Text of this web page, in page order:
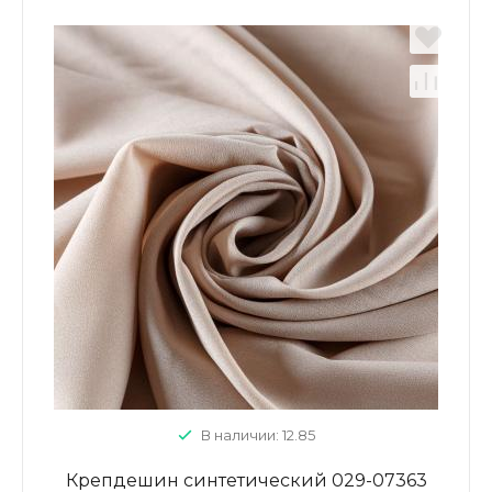
В наличии: 12.85
Крепдешин синтетический 029-07363